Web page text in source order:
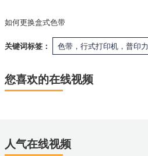
如何更换盒式色带
关键词标签： 色带，行式打印机，普印力
您喜欢的在线视频
人气在线视频